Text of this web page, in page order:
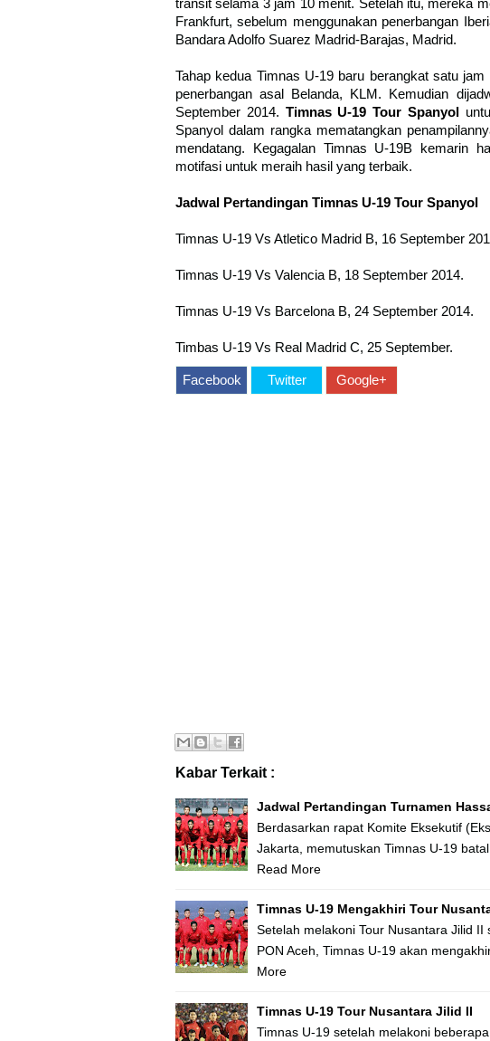
transit selama 3 jam 10 menit. Setelah itu, mereka
Frankfurt, sebelum menggunakan penerbangan
Bandara Adolfo Suarez Madrid-Barajas, Madrid.
Tahap kedua Timnas U-19 baru berangkat satu
penerbangan asal Belanda, KLM. Kemudian
September 2014. Timnas U-19 Tour Spanyol
Spanyol dalam rangka mematangkan
mendatang. Kegagalan Timnas U-19B kemarin
motifasi untuk meraih hasil yang terbaik.
Jadwal Pertandingan Timnas U-19 Tour Spanyol
Timnas U-19 Vs Atletico Madrid B, 16 September
Timnas U-19 Vs Valencia B, 18 September 2014.
Timnas U-19 Vs Barcelona B, 24 September 2014.
Timbas U-19 Vs Real Madrid C, 25 September.
Facebook Twitter Google+
Kabar Terkait :
Jadwal Pertandingan Turnamen
Berdasarkan rapat Komite Eksekutif
Jakarta, memutuskan Timnas U-19
Read More
Timnas U-19 Mengakhiri Tour
Setelah melakoni Tour Nusantara Jilid
PON Aceh, Timnas U-19 akan
More
Timnas U-19 Tour Nusantara Jilid II
Timnas U-19 setelah melakoni